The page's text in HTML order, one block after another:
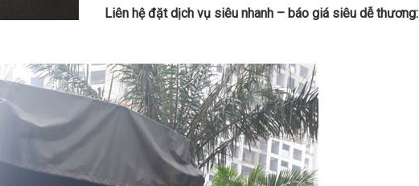
Liên hệ đặt dịch vụ siêu nhanh – báo giá siêu dễ thương: